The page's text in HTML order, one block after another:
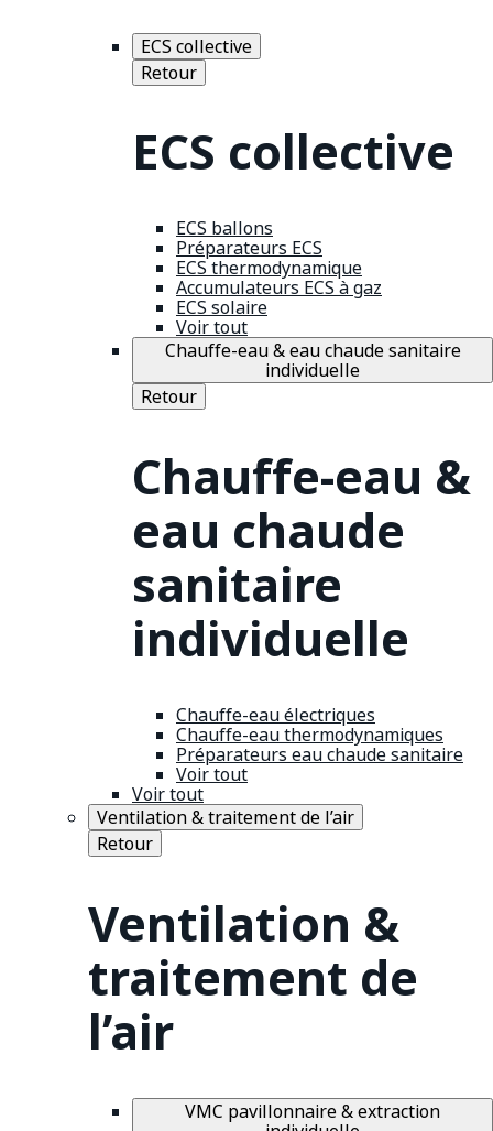
ECS collective
Retour
ECS collective
ECS ballons
Préparateurs ECS
ECS thermodynamique
Accumulateurs ECS à gaz
ECS solaire
Voir tout
Chauffe-eau & eau chaude sanitaire
individuelle
Retour
Chauffe-eau &
eau chaude
sanitaire
individuelle
Chauffe-eau électriques
Chauffe-eau thermodynamiques
Préparateurs eau chaude sanitaire
Voir tout
Voir tout
Ventilation & traitement de l’air
Retour
Ventilation &
traitement de
l’air
VMC pavillonnaire & extraction